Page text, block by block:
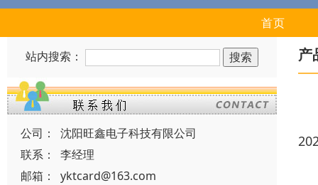
首页
站内搜索：
公司：
沈阳旺鑫电子科技有限公司
联系：
李经理
邮箱：
yktcard@163.com
产